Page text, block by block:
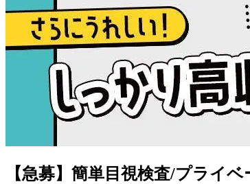
【急募】簡単目視検査/プライ